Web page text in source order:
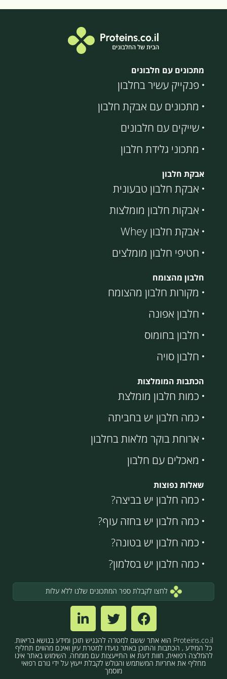
מתכונים עם חלבונים
פנקייק עשיר בחלבון
מתכונים עם אבקת חלבון
שייקים עם חלבונים
מתכוני גלידת חלבון
אבקת חלבון
אבקת חלבון טבעונית
אבקות חלבון מומלצות
אבקת חלבון Whey
חטיפי חלבון מומלצים
חלבון מהצומח
מקורות חלבון מהצומח
חלבון אפונה
חלבון בחומוס
חלבון סויה
הכתבות המומלצות
כמות חלבון מומלצת
כמה חלבון יש בחביתה
ארוחת בוקר מלאות בחלבון
מאכלים עם חלבון
שאלות נפוצות
כמה חלבון יש בביצה?
כמה חלבון יש בחזה עוף?
כמה חלבון יש בטונה?
כמה חלבון יש בסלמון?
לחצו לקבלת ספר המתכונים שלנו ללא עלות
Proteins.co.il הוא אתר ששם למטרה להנגיש תוכן ומידע בנושא בריאות.
כל המידע , הכתבות והתוכן באתר נועדו למטרת עיון ואינם מהווים תחליף
להמלצה רפואית, חוות דעת או התייעצות עם מומחה. השימוש באתר אינו
מחליף את אחריות המשתמש והגולש לקבלת ייעוץ על ידי גורם רפואי
מוסמך